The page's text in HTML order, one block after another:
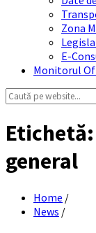
Zona
E-
Monitorul
Search:
Etichetă:
general
Home /
News /